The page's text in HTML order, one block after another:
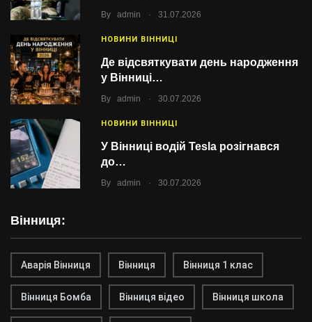
By admin . 31.07.2026
НОВИНИ ВІННИЦІ
Де відсвяткувати день народження
у Вінниці…
By admin . 30.07.2026
НОВИНИ ВІННИЦІ
У Вінниці водій Tesla розігнався
до…
By admin . 30.07.2026
Вінниця:
Аварія Вінниця Вінниця Вінниця 1 клас
Вінниця Бомба Вінниця відео Вінниця школа